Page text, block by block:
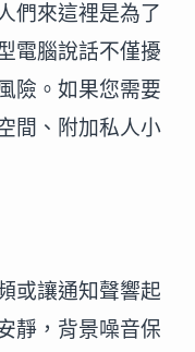
們來這裡是為了
電腦說話不僅擾
險。如果您需要
間、附加私人小
或讓通知聲響起
靜，背景噪音保